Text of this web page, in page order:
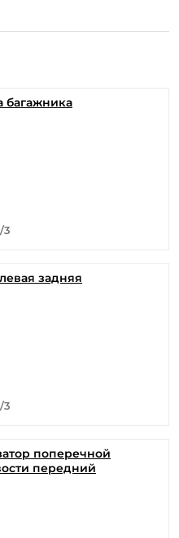
багажника
3
задняя
3
поперечной
передний